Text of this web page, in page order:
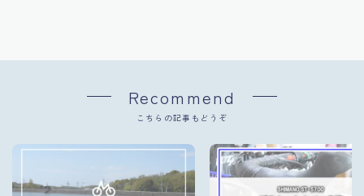
Recommend
こちらの記事もどうぞ